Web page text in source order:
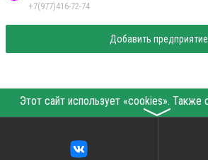
+7(977)416-72-74
Добавить предприятие
〉